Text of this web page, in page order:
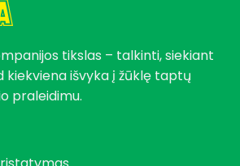
tikslas – talkinti, siekiant
kiekviena išvyka į žūklę taptų
praleidimu.